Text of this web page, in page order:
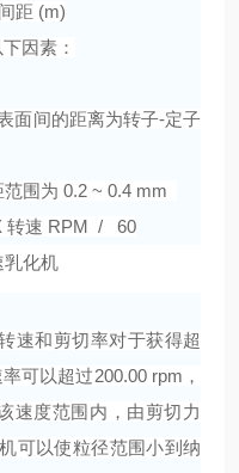
(m)
因素：
面间的距离为转子-定子
围为 0.2 ~ 0.4 mm
转速 RPM / 60
速和剪切率对于获得超
可以超过200.00 rpm，
速度范围内，由剪切力
可以使粒径范围小到纳